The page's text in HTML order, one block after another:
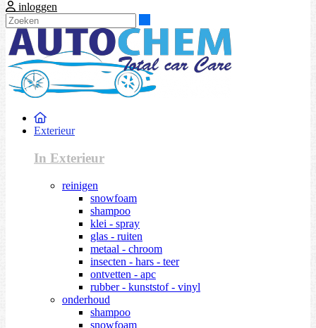
inloggen
Exterieur
In Exterieur
reinigen
snowfoam
shampoo
klei - spray
glas - ruiten
metaal - chroom
insecten - hars - teer
ontvetten - apc
rubber - kunststof - vinyl
onderhoud
shampoo
snowfoam